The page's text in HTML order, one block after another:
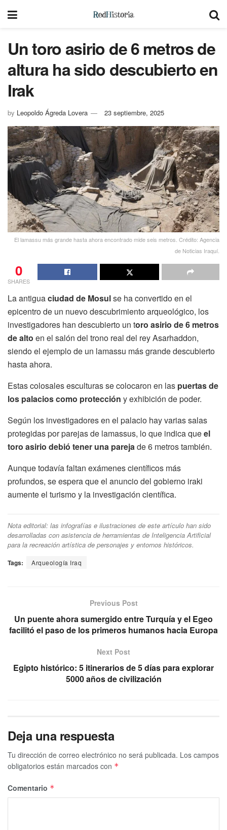
Un toro asirio de 6 metros de
altura ha sido descubierto en
Irak
by Leopoldo Ágreda Lovera 23 septiembre, 2025
El lamassu más grande hasta ahora encontrado mide seis metros. Crédito: Agencia
de Noticias Iraquí.
0
SHARES
La antiguaciudad de Mosulse ha convertido en el
epicentro de un nuevo descubrimiento arqueológico, los
investigadores han descubierto un toro asirio de 6 metros
de alto en el salón del trono real del rey Asarhaddon,
siendo el ejemplo de un lamassu más grande descubierto
hasta ahora.
Estas colosales esculturas se colocaron en las puertas de
los palacios como protección y exhibición de poder.
Según los investigadores en el palacio hay varias salas
protegidas por parejas de lamassus, lo que indica queel
toro asirio debió tener una parejade 6 metros también.
Aunque todavía faltan exámenes científicos más
profundos, se espera que el anuncio del gobierno iraki
aumente el turismo y la investigación científica.
Nota editorial: las infografías e ilustraciones de este artículo han sido
desarrolladas con asistencia de herramientas de Inteligencia Artificial
para la recreación artística de personajes y entornos históricos.
Tags: Arqueología Iraq
Previous Post
Un puente ahora sumergido entre Turquía y el Egeo
facilitó el paso de los primeros humanos hacia Europa
Next Post
Egipto histórico: 5 itinerarios de 5 días para explorar
5000 años de civilización
Deja una respuesta
Tu dirección de correo electrónico no será publicada. Los campos
obligatorios están marcados con *
Comentario *